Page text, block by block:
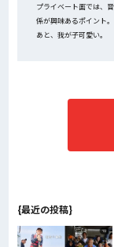
プライベート面では、
係が興味あるポイント。
あと、我が子可愛い。
{最近の投稿}